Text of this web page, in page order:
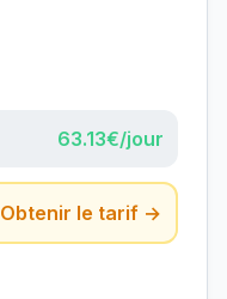
63.13€/jour
Obtenir le tarif →